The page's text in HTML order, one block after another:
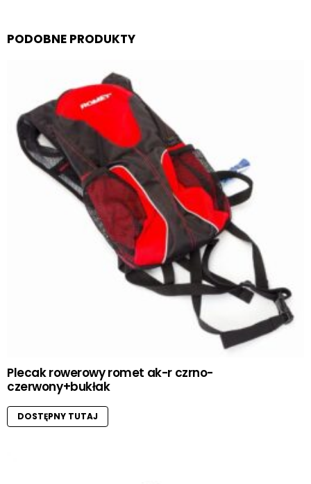
PODOBNE PRODUKTY
Plecak rowerowy romet ak-r czrno-
czerwony+bukłak
DOSTĘPNY TUTAJ